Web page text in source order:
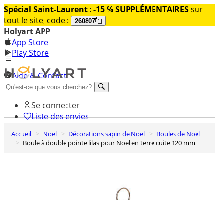
Spécial Saint-Laurent : -15 % SUPPLÉMENTAIRESsur
tout le site, code :
260807
Holyart APP
App Store
Play Store
Aide & Contact
Découvrez Premium
Se connecter
Liste des envies
0
Panier
Accueil Noël Décorations sapin de Noël
Boules de Noël
Boule à double pointe lilas pour Noël en terre cuite 120 mm